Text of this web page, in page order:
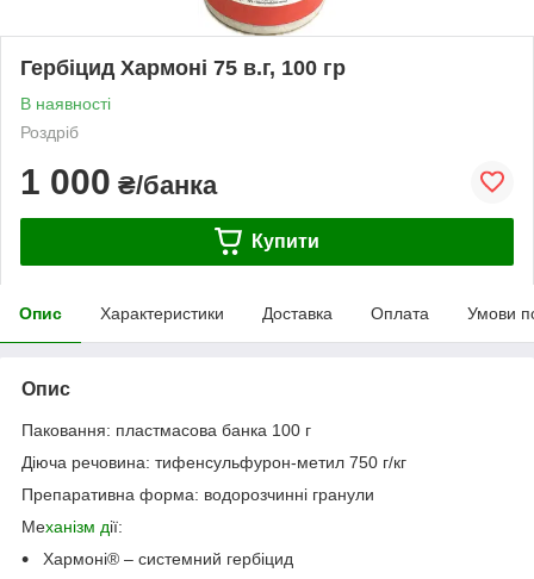
Гербіцид Хармоні 75 в.г, 100 гр
В наявності
Роздріб
1 000 ₴/банка
Купити
Опис Характеристики Доставка Оплата Умови
Опис
Паковання: пластмасова банка 100 г
Діюча речовина: тифенсульфурон-метил 750 г/кг
Препаративна форма: водорозчинні гранули
Механізм дії:
Хармоні® – системний гербіцид